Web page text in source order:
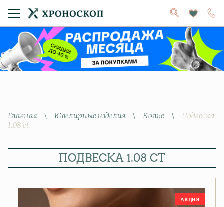
Главная \ Ювелирные изделия \ Колье \ Подвеска
1.08 ct
ПОДВЕСКА 1.08 CT